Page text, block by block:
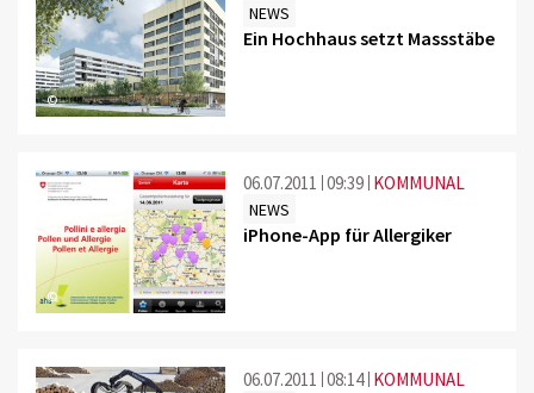
©
NEWS
Ein Hochhaus setzt Massstäbe
©
06.07.2011 09:39 KOMMUNAL
NEWS
iPhone-App für Allergiker
06.07.2011 08:14 KOMMUNAL